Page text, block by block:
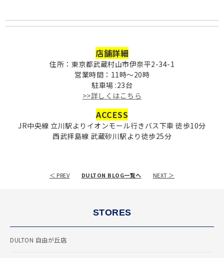
店舗詳細
住所：東京都武蔵村山市伊奈平2-34-1
営業時間：11時〜20時
駐車場 :23台
>>詳しくはこちら
ACCESS
JR中央線 立川駅よりイオンモール行きバス下車 徒歩10分
西武拝島線 武蔵砂川駅より徒歩25分
＜ PREV DULTON BLOG一覧へ NEXT ＞
STORES
DULTON 自由が丘店